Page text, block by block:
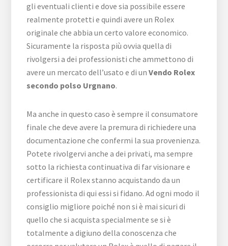
gli eventuali clienti e dove sia possibile essere
realmente protetti e quindi avere un Rolex
originale che abbia un certo valore economico.
Sicuramente la risposta più ovvia quella di
rivolgersi a dei professionisti che ammettono di
avere un mercato dell’usato e di unVendo Rolex
secondo polso Urgnano.
Ma anche in questo caso è sempre il consumatore
finale che deve avere la premura di richiedere una
documentazione che confermi la sua provenienza.
Potete rivolgervi anche a dei privati, ma sempre
sotto la richiesta continuativa di far visionare e
certificare il Rolex stanno acquistando da un
professionista di qui essi si fidano. Ad ogni modo il
consiglio migliore poiché non si è mai sicuri di
quello che si acquista specialmente se si è
totalmente a digiuno della conoscenza che